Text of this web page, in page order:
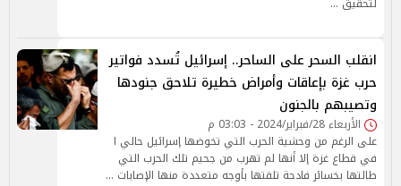
انقلب السحر على الساحر.. إسرائيل تُسدد فواتير
حرب غزة بإعاقات وأمراض خطيرة تلاحق جنودها
وتصيبهم بالجنون
الأربعاء 28/فبراير/2024 - 03:03 م
على الرغم من وحشية الحرب التي تخوضها إسرائيل حالي ا
في قطاع غزة إلا أنها لم تهرب من جحيم تلك الحرب التي
طالتها بخسائر فادحة تلقتها بأوجه متعددة منها الإصابات …